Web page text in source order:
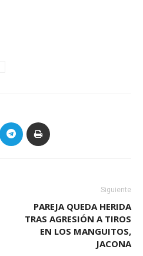
Siguiente
PAREJA QUEDA HERIDA
TRAS AGRESIÓN A TIROS
EN LOS MANGUITOS,
JACONA